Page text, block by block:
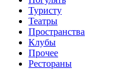
Туристу
Театры
Пространства
Клубы
Прочее
Рестораны